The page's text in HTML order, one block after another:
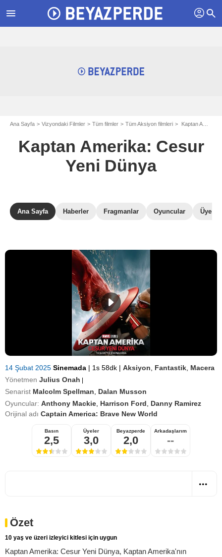
menu profil search
Ana Sayfa Vizyondaki Filmler Tüm filmler Tüm Aksiyon filmleri Kaptan Amerika: Cesur Yeni Dünya
Kaptan Amerika: Cesur
Yeni Dünya
Ana Sayfa Haberler Fragmanlar Oyuncular Üye
14 Şubat 2025 Sinemada | 1s 58dk | Aksiyon Fantastik Macera
Yönetmen Julius Onah
Senarist Malcolm Spellman
Dalan Musson
Oyuncular: Anthony Mackie Harrison Ford
Danny Ramirez
Orijinal adı Captain America: Brave New World
Basın
2,5
Üyeler
3,0
Beyazperde
2,0
Arkadaşlarım
--
Özet
10 yaş ve üzeri izleyici kitlesi için uygun
Kaptan Amerika: Cesur Yeni Dünya, Kaptan Amerika'nın